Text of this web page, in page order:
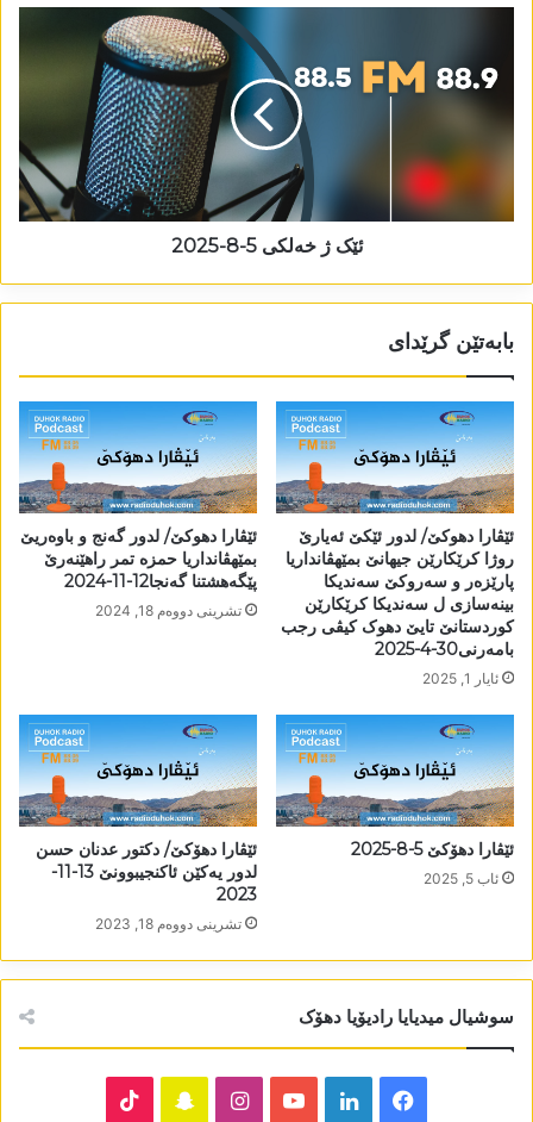
ئێک ژ خەلکی 5-8-2025
بابەتێن گرێدای
ئێڤارا دھوکێ/ لدور ئێکێ ئەیارێ
روژا کرێکارێن جیھانێ بمێھڤانداریا
پارێزەر و سەروکێ سەندیکا
بینەسازی ل سەندیکا کرێکارێن
کوردستانێ تایێ دھوک کیڤی رجب
بامەرنی30-4-2025
ئایار 1, 2025
ئێڤارا دھوکێ/ لدور گەنج و باوەریێ
بمێھڤانداریا حمزە تمر راھێنەرێ
پێگەھشتنا گەنجا12-11-2024
تشرینی دووه‌م 18, 2024
ئێڤارا دھۆکێ 5-8-2025
ئاب 5, 2025
ئێڤارا دھۆکێ/ دکتور عدنان حسن
لدور یەکێن ئاکنجیبوونێ 13-11-
2023
تشرینی دووه‌م 18, 2023
سوشیال میدیایا رادیۆیا دھۆک
Facebook
LinkedIn
YouTube
Instagram
Snapchat